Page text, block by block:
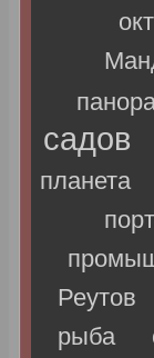
садов
планета
Реутов
рыба